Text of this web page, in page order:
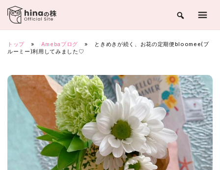
Skip
content
トップ » Amebaブログ »
ときめきが続く、お花の定期便bloomee(ブ
ルーミー)利用してみました♡